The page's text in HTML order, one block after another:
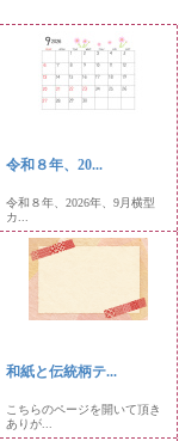
令和８年、20...
令和８年、2026年、9月横型
カ...
和紙と伝統柄テ...
こちらのページを開いて頂き
ありが...